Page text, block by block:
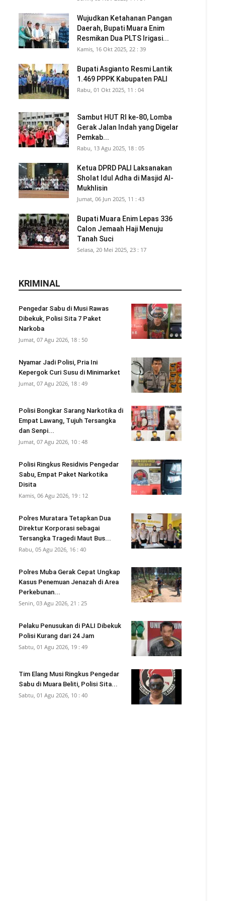
Wujudkan Ketahanan Pangan
Daerah, Bupati Muara Enim
Resmikan Dua PLTS Irigasi...
Kamis, 16 Okt 2025, 22 : 39
Bupati Asgianto Resmi Lantik
1.469 PPPK Kabupaten PALI
Rabu, 01 Okt 2025, 11 : 04
Sambut HUT RI ke-80, Lomba
Gerak Jalan Indah yang Digelar
Pemkab...
Rabu, 13 Agu 2025, 18 : 05
Ketua DPRD PALI Laksanakan
Sholat Idul Adha di Masjid Al-
Mukhlisin
Jumat, 06 Jun 2025, 11 : 43
Bupati Muara Enim Lepas 336
Calon Jemaah Haji Menuju
Tanah Suci
Selasa, 20 Mei 2025, 23 : 17
KRIMINAL
Pengedar Sabu di Musi Rawas
Dibekuk, Polisi Sita 7 Paket
Narkoba
Jumat, 07 Agu 2026, 18 : 50
Nyamar Jadi Polisi, Pria Ini
Kepergok Curi Susu di Minimarket
Jumat, 07 Agu 2026, 18 : 49
Polisi Bongkar Sarang Narkotika di
Empat Lawang, Tujuh Tersangka
dan Senpi...
Jumat, 07 Agu 2026, 10 : 48
Polisi Ringkus Residivis Pengedar
Sabu, Empat Paket Narkotika
Disita
Kamis, 06 Agu 2026, 19 : 12
Polres Muratara Tetapkan Dua
Direktur Korporasi sebagai
Tersangka Tragedi Maut Bus...
Rabu, 05 Agu 2026, 16 : 40
Polres Muba Gerak Cepat Ungkap
Kasus Penemuan Jenazah di Area
Perkebunan...
Senin, 03 Agu 2026, 21 : 25
Pelaku Penusukan di PALI Dibekuk
Polisi Kurang dari 24 Jam
Sabtu, 01 Agu 2026, 19 : 49
Tim Elang Musi Ringkus Pengedar
Sabu di Muara Beliti, Polisi Sita...
Sabtu, 01 Agu 2026, 10 : 40